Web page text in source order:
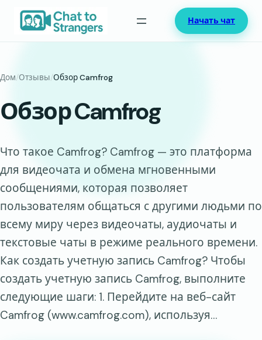
Перейти
содержимому
Начать чат
Дом/Отзывы/Обзор Camfrog
Обзор Camfrog
Что такое Camfrog? Camfrog — это платформа
для видеочата и обмена мгновенными
сообщениями, которая позволяет
пользователям общаться с другими людьми по
всему миру через видеочаты, аудиочаты и
текстовые чаты в режиме реального времени.
Как создать учетную запись Camfrog? Чтобы
создать учетную запись Camfrog, выполните
следующие шаги: 1. Перейдите на веб-сайт
Camfrog (www.camfrog.com), используя…